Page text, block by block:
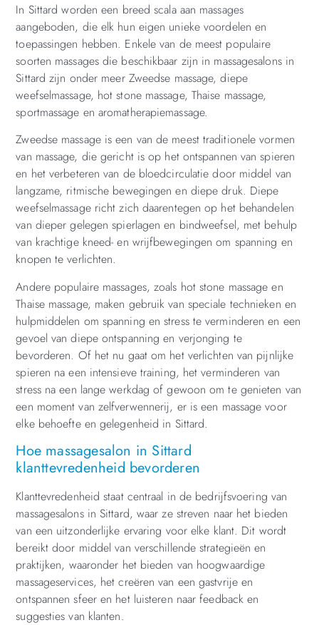
In Sittard worden een breed scala aan massages
aangeboden, die elk hun eigen unieke voordelen en
toepassingen hebben. Enkele van de meest populaire
soorten massages die beschikbaar zijn in massagesalons in
Sittard zijn onder meer Zweedse massage, diepe
weefselmassage, hot stone massage, Thaise massage,
sportmassage en aromatherapiemassage.
Zweedse massage is een van de meest traditionele vormen
van massage, die gericht is op het ontspannen van spieren
en het verbeteren van de bloedcirculatie door middel van
langzame, ritmische bewegingen en diepe druk. Diepe
weefselmassage richt zich daarentegen op het behandelen
van dieper gelegen spierlagen en bindweefsel, met behulp
van krachtige kneed- en wrijfbewegingen om spanning en
knopen te verlichten.
Andere populaire massages, zoals hot stone massage en
Thaise massage, maken gebruik van speciale technieken en
hulpmiddelen om spanning en stress te verminderen en een
gevoel van diepe ontspanning en verjonging te
bevorderen. Of het nu gaat om het verlichten van pijnlijke
spieren na een intensieve training, het verminderen van
stress na een lange werkdag of gewoon om te genieten van
een moment van zelfverwennerij, er is een massage voor
elke behoefte en gelegenheid in Sittard.
Hoe massagesalon in Sittard
klanttevredenheid bevorderen
Klanttevredenheid staat centraal in de bedrijfsvoering van
massagesalons in Sittard, waar ze streven naar het bieden
van een uitzonderlijke ervaring voor elke klant. Dit wordt
bereikt door middel van verschillende strategieën en
praktijken, waaronder het bieden van hoogwaardige
massageservices, het creëren van een gastvrije en
ontspannen sfeer en het luisteren naar feedback en
suggesties van klanten.